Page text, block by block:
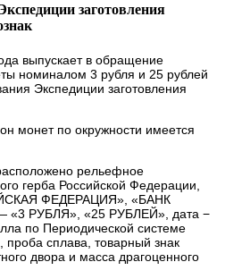
заготовления
выпускает в обращение
номиналом 3 рубля и 25 рублей
Экспедиции заготовления
монет по окружности имеется
рельефное
герба Российской Федерации,
ФЕДЕРАЦИЯ», «БАНК
РУБЛЯ», «25 РУБЛЕЙ», дата −
по Периодической системе
сплава, товарный знак
двора и масса драгоценного